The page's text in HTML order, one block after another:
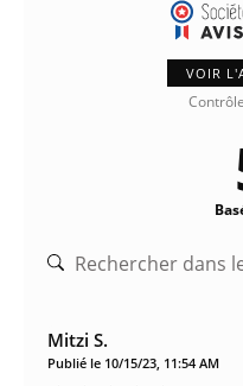
VOIR
Mitzi S.
Publié le 10/15/23, 11:54 AM